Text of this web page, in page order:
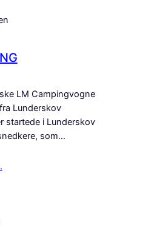
LM Campingvogne
Lunderskov
startede i Lunderskov
som…